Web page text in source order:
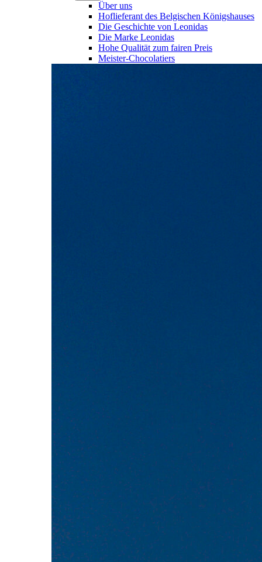
Über uns
Hoflieferant des Belgischen Königshauses
Die Geschichte von Leonidas
Die Marke Leonidas
Hohe Qualität zum fairen Preis
Meister-Chocolatiers